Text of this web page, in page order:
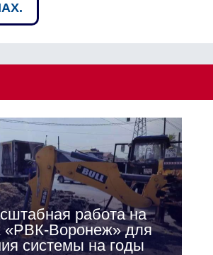
работа на
«РВК-Воронеж» для
системы на годы